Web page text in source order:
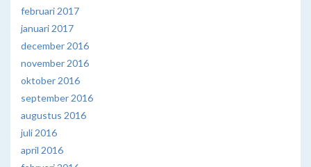
februari 2017
januari 2017
december 2016
november 2016
oktober 2016
september 2016
augustus 2016
juli 2016
april 2016